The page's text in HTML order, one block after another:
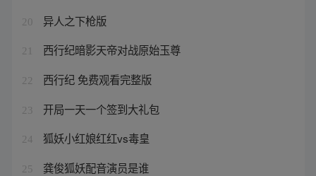
20 异人之下枪版
21 西行纪暗影天帝对战原始玉尊
22 西行纪 免费观看完整版
23 开局一天一个签到大礼包
24 狐妖小红娘红红vs毒皇
25 龚俊狐妖配音演员是谁